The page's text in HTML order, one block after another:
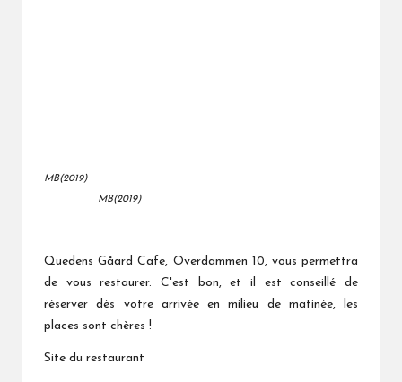
MB(2019)
MB(2019)
Quedens Gåard Cafe, Overdammen 10, vous permettra
de vous restaurer. C'est bon, et il est conseillé de
réserver dès votre arrivée en milieu de matinée, les
places sont chères !
Site du restaurant